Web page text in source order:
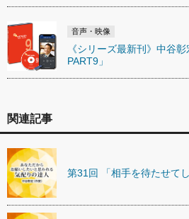
音声・映像
《シリーズ最新刊》中谷
PART9」
関連記事
第31回 「相手を待たせて